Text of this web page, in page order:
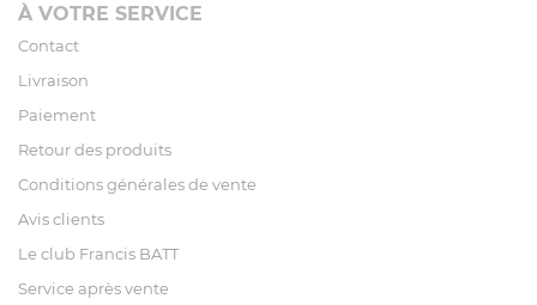
À VOTRE SERVICE
Contact
Livraison
Paiement
Retour des produits
Conditions générales de vente
Avis clients
Le club Francis BATT
Service après vente